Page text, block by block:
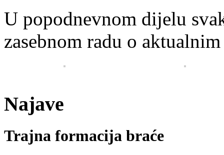
U popodnevnom dijelu
zasebnom radu o
Najave
Trajna formacija braće